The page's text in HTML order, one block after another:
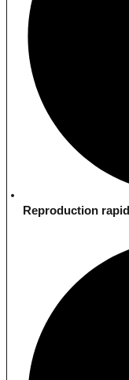
Reproduction